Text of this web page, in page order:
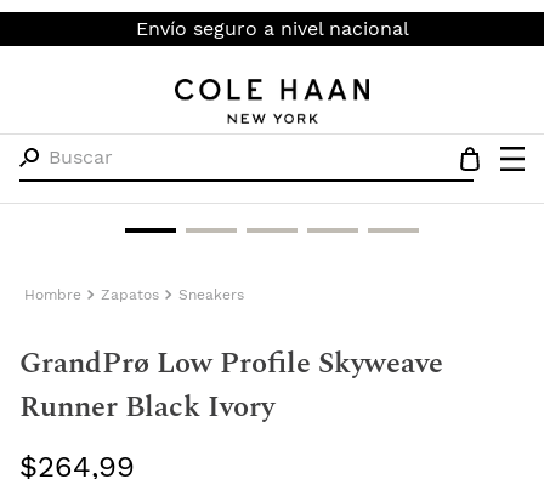
Envío seguro a nivel nacional
Buscar
Hombre Zapatos Sneakers
GrandPrø Low Profile Skyweave
Runner Black Ivory
$264,99